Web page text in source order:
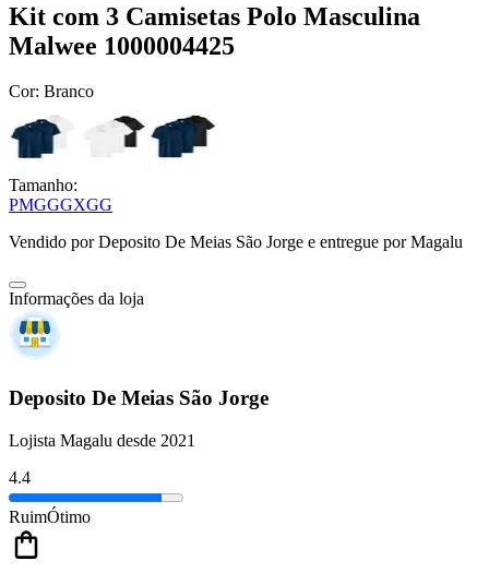
Kit com 3 Camisetas Polo Masculina
Malwee 1000004425
Cor: Branco
Tamanho:
PMGGGXGG
Vendido porDeposito De Meias São Jorge e entregue por Magalu
Informações da loja
Deposito De Meias São Jorge
Lojista Magalu desde 2021
4.4
RuimÓtimo